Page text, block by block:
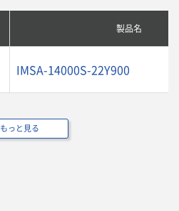
製品名
IMSA-14000S-22Y900
もっと見る